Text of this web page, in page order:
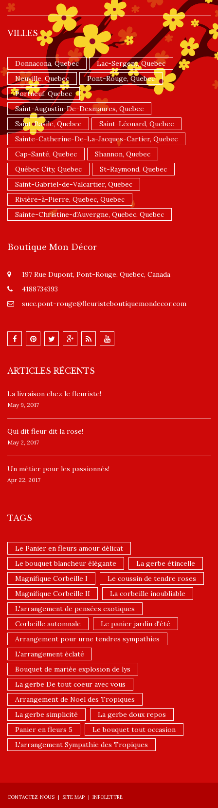
VILLES
Donnacona, Quebec
Lac-Sergent, Quebec
Neuville, Quebec
Pont-Rouge, Quebec
Portneuf, Quebec
Saint-Augustin-De-Desmaures, Quebec
Saint-Basile, Quebec
Saint-Léonard, Quebec
Sainte-Catherine-De-La-Jacques-Cartier, Quebec
Cap-Santé, Quebec
Shannon, Quebec
Québec City, Quebec
St-Raymond, Quebec
Saint-Gabriel-de-Valcartier, Quebec
Rivière-à-Pierre, Quebec, Quebec
Sainte-Christine-d'Auvergne, Quebec, Quebec
Boutique Mon Décor
197 Rue Dupont, Pont-Rouge, Quebec, Canada
4188734393
succ.pont-rouge@fleuristeboutiquemondecor.com
ARTICLES RÉCENTS
La livraison chez le fleuriste!
May 9, 2017
​Qui dit fleur dit la rose!
May 2, 2017
Un ​métier pour les passionnés​!
Apr 22, 2017
TAGS
Le Panier en fleurs amour délicat
Le bouquet blancheur élégante
La gerbe étincelle
Magnifique Corbeille I
Le coussin de tendre roses
Magnifique Corbeille II
La corbeille inoubliable
L'arrangement de pensées exotiques
Corbeille automnale
Le panier jardin d'été
Arrangement pour urne tendres sympathies
L'arrangement éclaté
Bouquet de mariée explosion de lys
La gerbe De tout coeur avec vous
Arrangement de Noel des Tropiques
La gerbe simplicité
La gerbe doux repos
Panier en fleurs 5
Le bouquet tout occasion
L'arrangement Sympathie des Tropiques
CONTACTEZ-NOUS SITE MAP INFOLETTRE